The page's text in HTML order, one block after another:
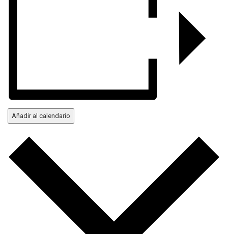
Añadir al calendario